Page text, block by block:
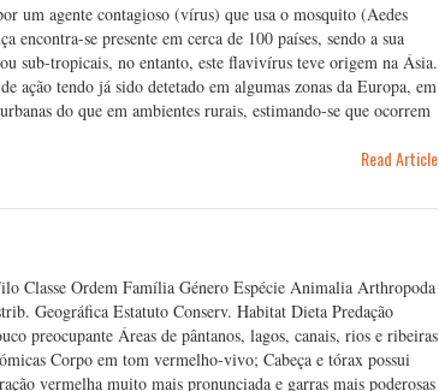
um agente contagioso (vírus) que usa o mosquito (Aedes
se presente em cerca de 100 países, sendo a sua
sub-tropicais, no entanto, este flavivírus teve origem na Ásia.
ação tendo já sido detetado em algumas zonas da Europa, em
do que em ambientes rurais, estimando-se que ocorrem
Read Article
Classe Ordem Família Género Espécie Animalia Arthropoda
Geográfica Estatuto Conserv. Habitat Dieta Predação
preocupante Áreas de pântanos, lagos, canais, rios e ribeiras
Corpo em tom vermelho-vivo; Cabeça e tórax possui
vermelha muito mais pronunciada e garras mais poderosas